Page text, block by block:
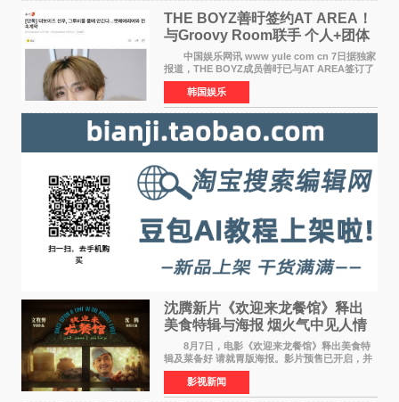
THE BOYZ善旴签约AT AREA！
与Groovy Room联手 个人+团体
活动并行
中国娱乐网讯 www yule com cn 7日据独家
报道，THE BOYZ成员善旴已与AT AREA签订了
专属合约。AT AREA是由知名制作人组合
Groovy Room创立的hip-hop厂牌，旗下拥有多
位实力派音乐人，在韩
韩国娱乐
沈腾新片《欢迎来龙餐馆》释出
美食特辑与海报 烟火气中见人情
温暖
8月7日，电影《欢迎来龙餐馆》释出美食特
辑及菜备好 请就胃版海报。影片预售已开启，并
将于8月8日至10日14:00-21:00举行全国超前点
映。电影《欢迎来龙餐馆》作为战争美食喜剧大
片，讲述了中国
影视新闻